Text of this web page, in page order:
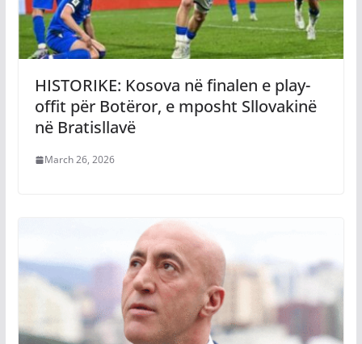
HISTORIKE: Kosova në finalen e play-
offit për Botëror, e mposht Sllovakinë
në Bratisllavë
March 26, 2026